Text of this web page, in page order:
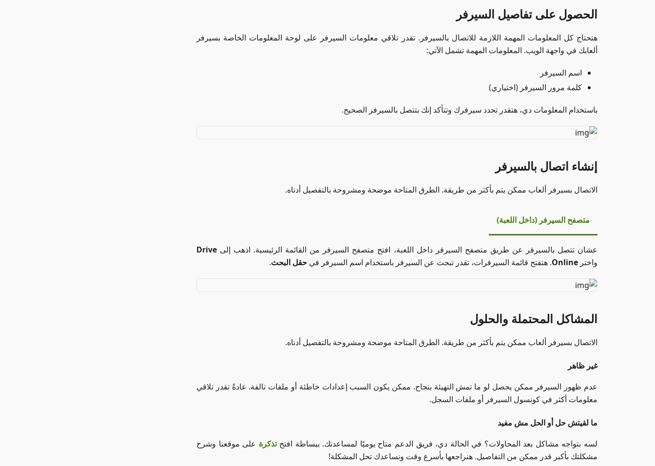
الحصول على تفاصيل السيرفر
هتحتاج كل المعلومات المهمة اللازمة للاتصال بالسيرفر. تقدر تلاقي معلومات السيرفر على لوحة المعلومات الخاصة بسيرفر
ألعابك في واجهة الويب. المعلومات المهمة تشمل الآتي:
اسم السيرفر
كلمة مرور السيرفر (اختياري)
باستخدام المعلومات دي، هتقدر تحدد سيرفرك وتتأكد إنك بتتصل بالسيرفر الصحيح.
إنشاء اتصال بالسيرفر
الاتصال بسيرفر ألعاب ممكن يتم بأكثر من طريقة. الطرق المتاحة موضحة ومشروحة بالتفصيل أدناه.
متصفح السيرفر (داخل اللعبة)
عشان تتصل بالسيرفر عن طريق متصفح السيرفر داخل اللعبة، افتح متصفح السيرفر من القائمة الرئيسية. اذهب إلى Drive
واختر Online. هتفتح قائمة السيرفرات، تقدر تبحث عن السيرفر باستخدام اسم السيرفر في حقل البحث.
المشاكل المحتملة والحلول
الاتصال بسيرفر ألعاب ممكن يتم بأكثر من طريقة. الطرق المتاحة موضحة ومشروحة بالتفصيل أدناه.
غير ظاهر
عدم ظهور السيرفر ممكن يحصل لو ما تمش التهيئة بنجاح. ممكن يكون السبب إعدادات خاطئة أو ملفات تالفة. عادةً تقدر تلاقي
معلومات أكثر في كونسول السيرفر أو ملفات السجل.
ما لقيتش حل أو الحل مش مفيد
لسه بتواجه مشاكل بعد المحاولات؟ في الحالة دي، فريق الدعم متاح يوميًا لمساعدتك. ببساطة افتحتذكرة على موقعنا وشرح
مشكلتك بأكبر قدر ممكن من التفاصيل. هنراجعها بأسرع وقت ونساعدك تحل المشكلة!